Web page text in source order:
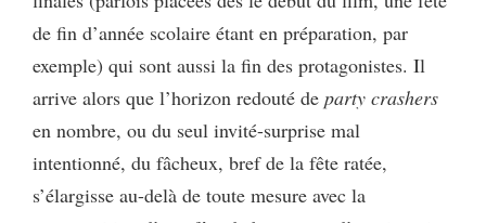
de fin d’année scolaire étant en préparation, par
exemple) qui sont aussi la fin des protagonistes. Il
arrive alors que l’horizon redouté de party crashers
en nombre, ou du seul invité-surprise mal
intentionné, du fâcheux, bref de la fête ratée,
s’élargisse au-delà de toute mesure avec la